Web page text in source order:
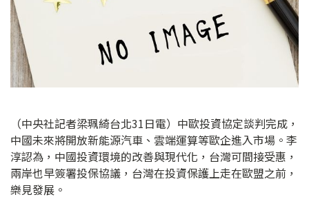
（中央社記者梁珮綺台北31日電）中歐投資協定談判完成，
中國未來將開放新能源汽車、雲端運算等歐企進入市場。李
淳認為，中國投資環境的改善與現代化，台灣可間接受惠，
兩岸也早簽署投保協議，台灣在投資保護上走在歐盟之前，
樂見發展。